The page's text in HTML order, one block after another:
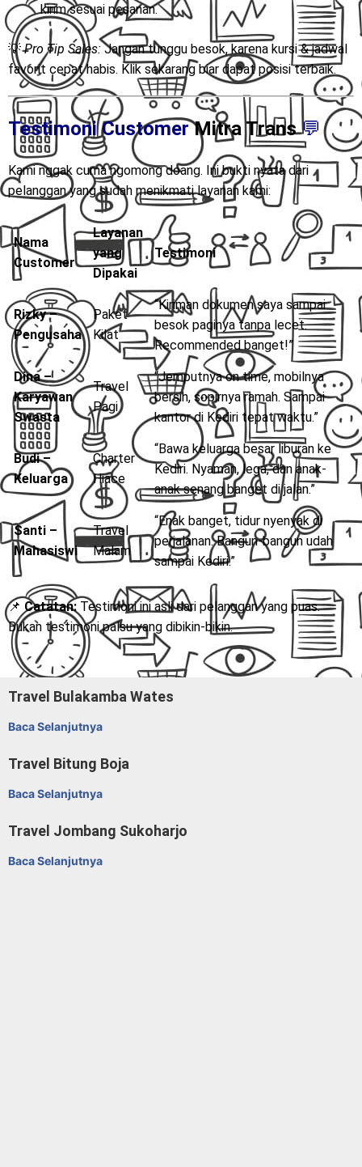
kirim sesuai pesanan.
💡Pro Tip Sales:Jangan tunggu besok, karena kursi & jadwal
favorit cepat habis. Klik sekarang biar dapat posisi terbaik.
Testimoni CustomerMitra Trans💬
Kami nggak cuma ngomong doang. Ini bukti nyata dari
pelanggan yang sudah menikmati layanan kami:
Nama
Customer
Layanan
yang
Dipakai
Testimoni
Rizky –
Pengusaha
Paket
Kilat
“Kiriman dokumen saya sampai
besok paginya tanpa lecet.
Recommended banget!”
Dina –
Karyawan
Swasta
Travel
Pagi
“Jemputnya on time, mobilnya
bersih, sopirnya ramah. Sampai
kantor di Kediri tepat waktu.”
Budi –
Keluarga
Charter
Hiace
“Bawa keluarga besar liburan ke
Kediri. Nyaman, lega, dan anak-
anak senang banget di jalan.”
Santi –
Mahasiswi
Travel
Malam
“Enak banget, tidur nyenyak di
perjalanan. Bangun-bangun udah
sampai Kediri.”
📌 Catatan: Testimoni ini asli dari pelanggan yang puas.
Bukan testimoni palsu yang dibikin-bikin.
Travel Bulakamba Wates
Baca Selanjutnya
Travel Bitung Boja
Baca Selanjutnya
Travel Jombang Sukoharjo
Baca Selanjutnya